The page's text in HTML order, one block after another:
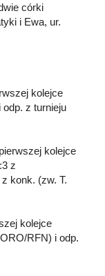
córki
i Ewa, ur.
kolejce
odp. z turnieju
kolejce
z
konk. (zw. T.
kolejce
RFN) i odp.